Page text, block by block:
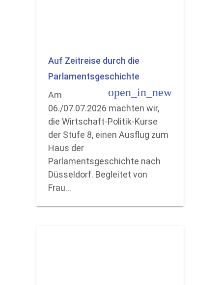
Auf Zeitreise durch die
Parlamentsgeschichte
open_in_new
Am
06./07.07.2026 machten wir,
die Wirtschaft-Politik-Kurse
der Stufe 8, einen Ausflug zum
Haus der
Parlamentsgeschichte nach
Düsseldorf. Begleitet von
Frau…